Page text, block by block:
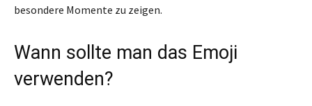
besondere Momente zu zeigen.
Wann sollte man das Emoji
verwenden?